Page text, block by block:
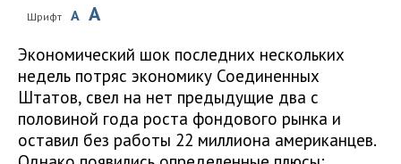
Шрифт A A
Экономический шок последних нескольких
недель потряс экономику Соединенных
Штатов, свел на нет предыдущие два с
половиной года роста фондового рынка и
оставил без работы 22 миллиона американцев.